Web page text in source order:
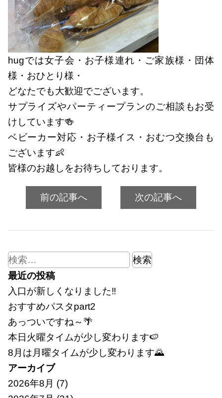
hugでは女子会・お子様連れ・ご家族様・団体
様・おひとり様・
どなたでも大歓迎でございます。
サプライズやパーティープランのご相談もお受
けしています🍻
ベビーカー対応・お子様イス・おむつ交換台も
ございます👶
皆様のお越しをお待ちしております。
前の記事へ 次の記事へ
検
索:
最近の投稿
入口が新しくなりました‼
おすすめパスタpart2
あっついですね～🌴
本日火曜タイムが少し変わります🍉
8月は月曜タイムが少し変わります🌄
アーカイブ
2026年8月 (7)